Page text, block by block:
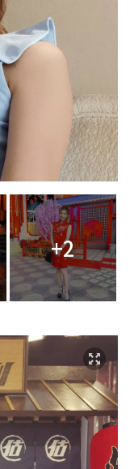
+2